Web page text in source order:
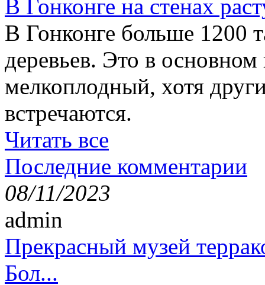
В Гонконге на стенах
В Гонконге больше 1200
деревьев. Это в
мелкоплодный, хотя
встречаются.
Читать все
Последние комментарии
08/11/2023
admin
Прекрасный музей
Бол...